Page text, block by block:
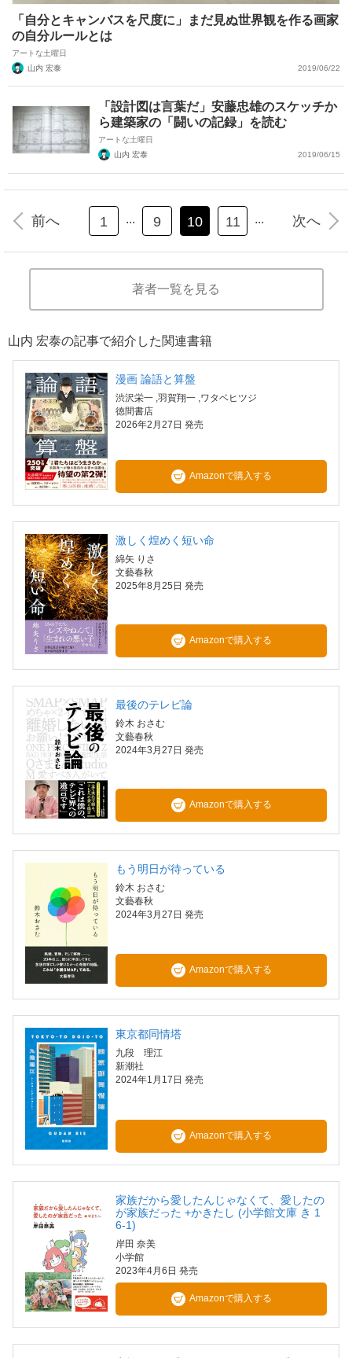
「自分とキャンバスを尺度に」まだ見ぬ世界観を作る画家
の自分ルールとは
アートな土曜日
山内 宏泰
2019/06/22
「設計図は言葉だ」安藤忠雄のスケッチか
ら建築家の「闘いの記録」を読む
アートな土曜日
山内 宏泰
2019/06/15
前へ 1 ... 9 10 11 ... 次へ
著者一覧を見る
山内 宏泰の記事で紹介した関連書籍
漫画 論語と算盤
渋沢栄一 ,羽賀翔一 ,ワタベヒツジ
徳間書店
2026年2月27日 発売
Amazonで購入する
激しく煌めく短い命
綿矢 りさ
文藝春秋
2025年8月25日 発売
Amazonで購入する
最後のテレビ論
鈴木 おさむ
文藝春秋
2024年3月27日 発売
Amazonで購入する
もう明日が待っている
鈴木 おさむ
文藝春秋
2024年3月27日 発売
Amazonで購入する
東京都同情塔
九段 理江
新潮社
2024年1月17日 発売
Amazonで購入する
家族だから愛したんじゃなくて、愛したの
が家族だった +かきたし (小学館文庫 き 1
6-1)
岸田 奈美
小学館
2023年4月6日 発売
Amazonで購入する